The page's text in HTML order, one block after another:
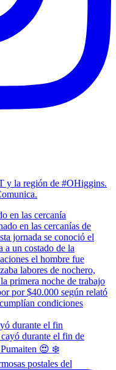
y la región de #OHiggins.
en las cercanía
durante el fin
postales del